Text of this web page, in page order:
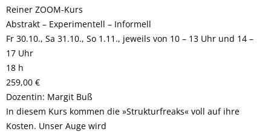
Reiner ZOOM-Kurs
Abstrakt – Experimentell – Informell
Fr 30.10., Sa 31.10., So 1.11., jeweils von 10 – 13 Uhr und 14 –
17 Uhr
18 h
259,00 €
Dozentin: Margit Buß
In diesem Kurs kommen die »Strukturfreaks« voll auf ihre
Kosten. Unser Auge wird